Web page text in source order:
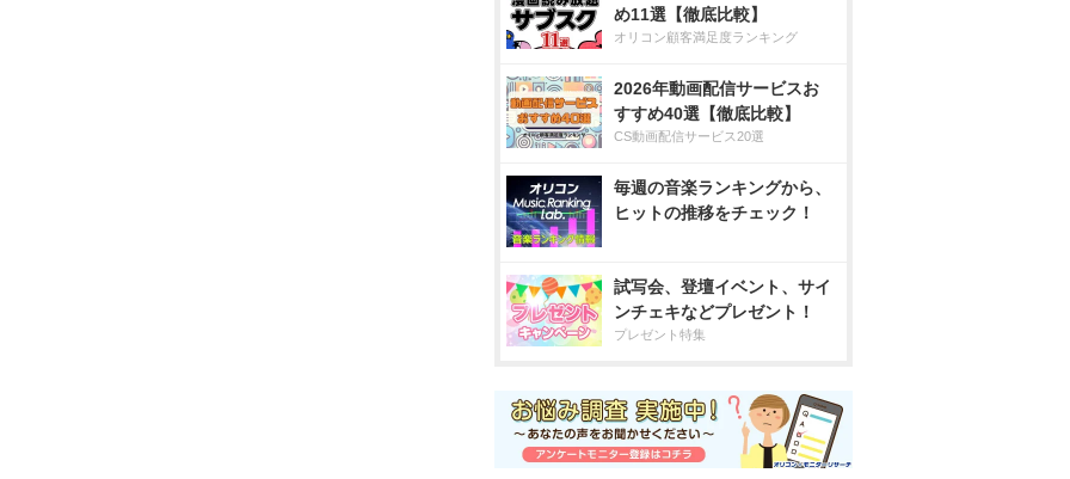
め11選【徹底比較】
オリコン顧客満足度ランキング
2026年動画配信サービスお
すすめ40選【徹底比較】
CS動画配信サービス20選
毎週の音楽ランキングから、
ヒットの推移をチェック！
試写会、登壇イベント、サイ
ンチェキなどプレゼント！
プレゼント特集